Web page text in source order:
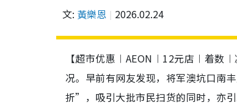
文: 黃樂恩 2026.02.24
【超市优惠︱AEON︱12元店︱着
况。早前有网友发现，将军澳坑口
折”，吸引大批市民扫货的同时，亦